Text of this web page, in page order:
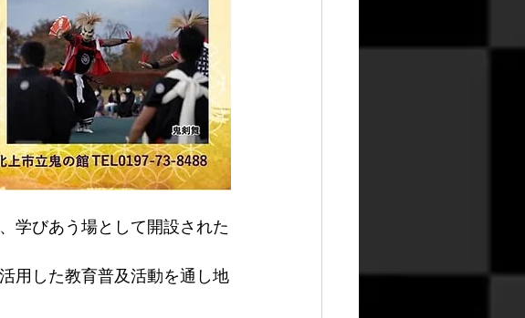
学びあう場として開設された
用した教育普及活動を通し地